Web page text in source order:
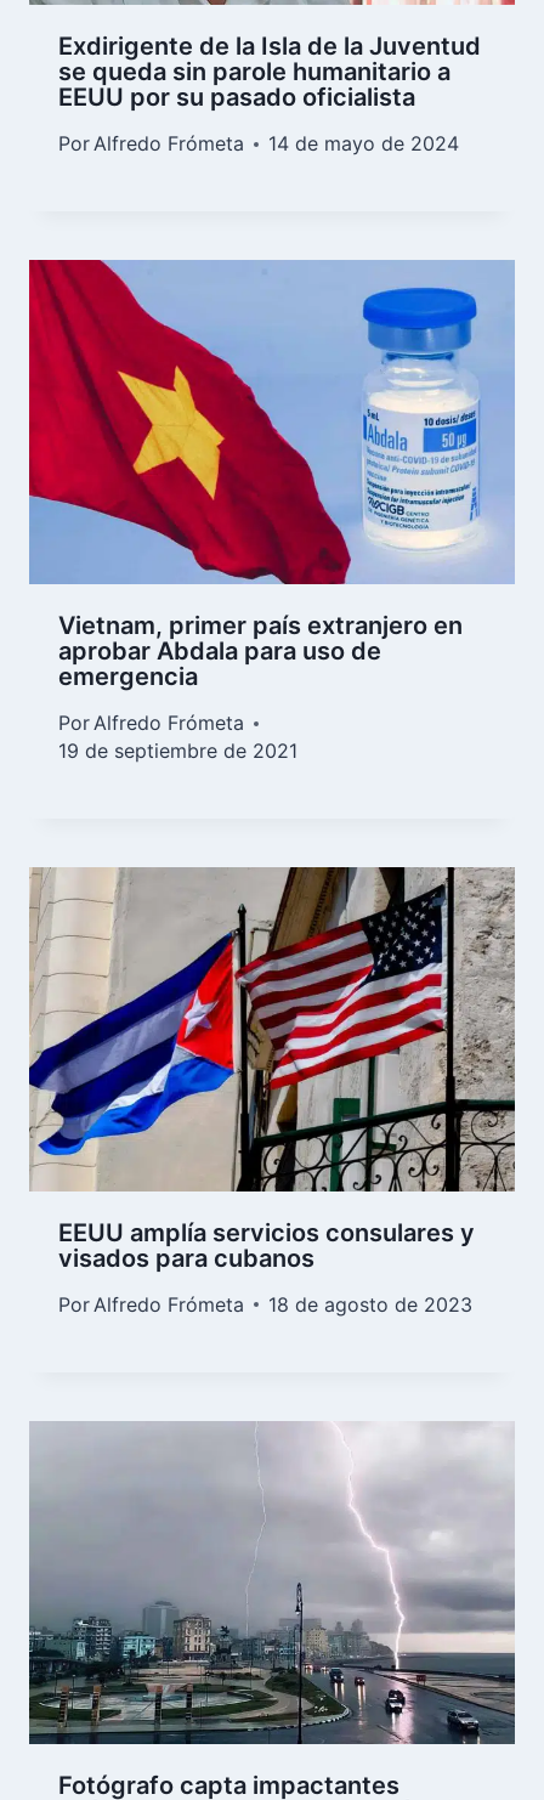
Exdirigente de la Isla de la Juventud
se queda sin parole humanitario a
EEUU por su pasado oficialista
PorAlfredo Frómeta 14 de mayo de 2024
Vietnam, primer país extranjero en
aprobar Abdala para uso de
emergencia
PorAlfredo Frómeta
19 de septiembre de 2021
EEUU amplía servicios consulares y
visados para cubanos
Por Alfredo Frómeta 18 de agosto de 2023
Fotógrafo capta impactantes